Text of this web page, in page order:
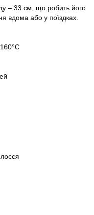
– 33 см, що робить його
вдома або у поїздках.